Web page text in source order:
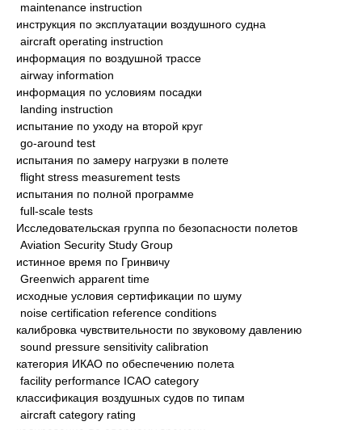
maintenance instruction
инструкция по эксплуатации воздушного судна
aircraft operating instruction
информация по воздушной трассе
airway information
информация по условиям посадки
landing instruction
испытание по уходу на второй круг
go-around test
испытания по замеру нагрузки в полете
flight stress measurement tests
испытания по полной программе
full-scale tests
Исследовательская группа по безопасности полетов
Aviation Security Study Group
истинное время по Гринвичу
Greenwich apparent time
исходные условия сертификации по шуму
noise certification reference conditions
калибровка чувствительности по звуковому давлению
sound pressure sensitivity calibration
категория ИКАО по обеспечению полета
facility performance ICAO category
классификация воздушных судов по типам
aircraft category rating